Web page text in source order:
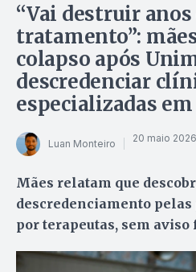
“Vai destruir anos
tratamento”:
colapso após
descredenciar
especializadas
Luan Monteiro 20 maio
Mães relatam que
descredenciamento
por terapeutas, sem